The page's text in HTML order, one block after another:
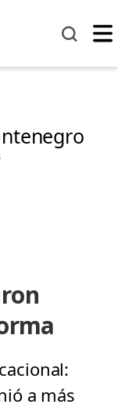
a más